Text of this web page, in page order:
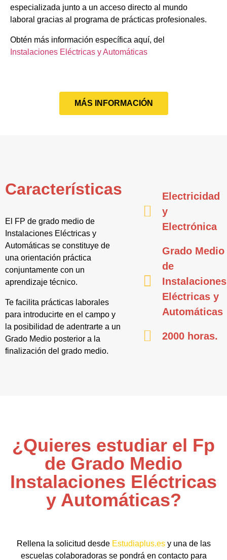
especializada junto a un acceso directo al mundo
laboral gracias al programa de prácticas profesionales.
Obtén más información específica aquí, del
Instalaciones Eléctricas y Automáticas
MÁS INFORMACIÓN
Características
El FP de grado medio de
Instalaciones Eléctricas y
Automáticas se constituye de
una orientación práctica
conjuntamente con un
aprendizaje técnico.
Te facilita prácticas laborales
para introducirte en el campo y
la posibilidad de adentrarte a un
Grado Medio posterior a la
finalización del grado medio.
Electricidad
y
Electrónica
Grado Medio
de
Instalaciones
Eléctricas y
Automáticas
2000 horas.
¿Quieres estudiar el Fp
de Grado Medio
Instalaciones Eléctricas
y Automáticas?
Rellena la solicitud desde Estudiaplus.esy una de las
escuelas colaboradoras se pondrá en contacto para